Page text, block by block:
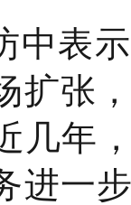
中表
扩张
几年
进一